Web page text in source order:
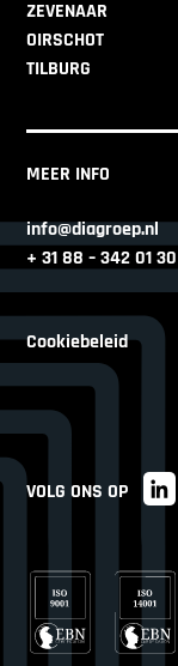
ZEVENAAR
OIRSCHOT
TILBURG
MEER INFO
info@diagroep.nl
+ 31 88 – 342 01 30
Cookiebeleid
VOLG ONS OP